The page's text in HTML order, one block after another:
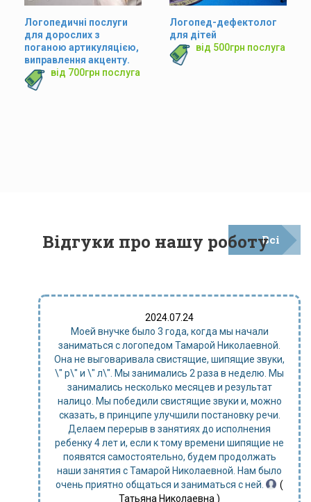
Логопедичні послуги
для дорослих з
поганою артикуляцією,
виправлення акценту.
від 700грн послуга
Логопед-дефектолог
для дітей
від 500грн послуга
Відгуки про нашу роботуВсі
2024.07.24
Моей внучке было 3 года, когда мы начали
заниматься с логопедом Тамарой Николаевной.
Она не выговаривала свистящие, шипящие звуки,
\" р\" и \" л\". Мы занимались 2 раза в неделю. Мы
занимались несколько месяцев и результат
налицо. Мы победили свистящие звуки и, можно
сказать, в принципе улучшили постановку речи.
Делаем перерыв в занятиях до исполнения
ребенку 4 лет и, если к тому времени шипящие не
появятся самостоятельно, будем продолжать
наши занятия с Тамарой Николаевной. Нам было
очень приятно общаться и заниматься с ней.
(
Татьяна Николаевна )